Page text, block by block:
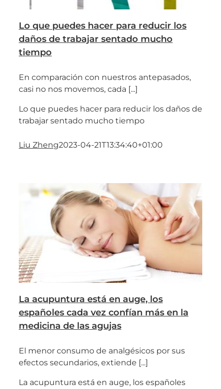
Lo que puedes hacer para reducir los
daños de trabajar sentado mucho
tiempo
En comparación con nuestros antepasados,
casi no nos movemos, cada [...]
Lo que puedes hacer para reducir los daños de
trabajar sentado mucho tiempo
Liu Zheng2023-04-21T13:34:40+01:00
La acupuntura está en auge, los
españoles cada vez confían más en la
medicina de las agujas
El menor consumo de analgésicos por sus
efectos secundarios, extiende [...]
La acupuntura está en auge, los españoles